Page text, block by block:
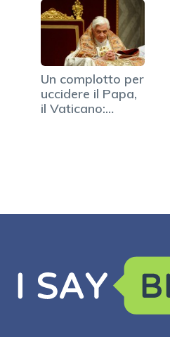
Un complotto per
uccidere il Papa,
il Vaticano:…